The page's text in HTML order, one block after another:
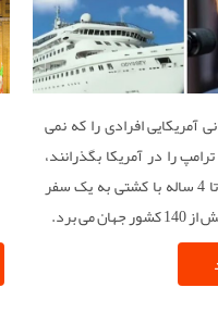
افرادی را که نمی
را در آمریکا بگذرانند،
در قالب توری یک تا 4 ساله با کشتی به یک سفر
می برد.